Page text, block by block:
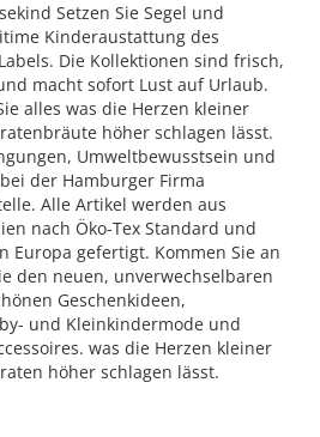
Setzen Sie Segel und
Kinderaustattung des
Die Kollektionen sind frisch,
macht sofort Lust auf Urlaub.
alles was die Herzen kleiner
höher schlagen lässt.
Umweltbewusstsein und
der Hamburger Firma
Alle Artikel werden aus
nach Öko-Tex Standard und
Europa gefertigt. Kommen Sie an
den neuen, unverwechselbaren
Geschenkideen,
und Kleinkindermode und
was die Herzen kleiner
höher schlagen lässt.